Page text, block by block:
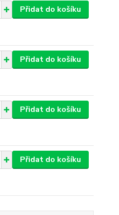
Přidat do košíku
Přidat do košíku
Přidat do košíku
Přidat do košíku